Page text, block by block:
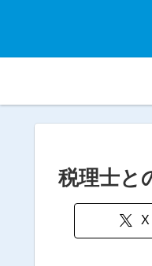
税理士と
X